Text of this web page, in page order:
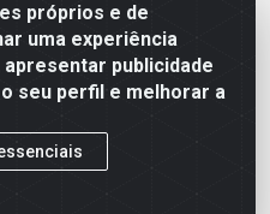
próprios e de
uma experiência
publicidade
seu perfil e melhorar a
LTDA - CNPJ:
Lobo Júnior, 1045 -
- RJ - CEP 21020-124